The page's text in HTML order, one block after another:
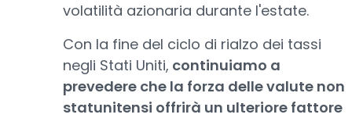
volatilità azionaria durante l'estate.
Con la fine del ciclo di rialzo dei tassi
negli Stati Uniti, continuiamo a
prevedere che la forza delle valute non
statunitensi offrirà un ulteriore fattore